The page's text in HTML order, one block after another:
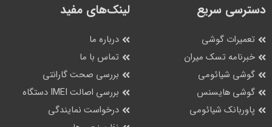
دسترسی سریع
تعمیرات گوشی
خبرنامه تسک میران
گوشی شیائومی
گوشی هایسنس
پاوربانک شیائومی
لینک‌های مفید
درباره ما
تماس با ما
بررسی صحت گارانتی
بررسی اصالت IMEI دستگاه
درخواست نمایندگی